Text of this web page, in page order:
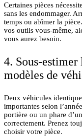
Certaines pièces
sans les endommager.
temps ou abîmer la
vos outils vous-même,
vous aurez besoin.
4. Sous-estimer
modèles de
Deux véhicules
importantes selon
portière ou un phare
correctement. Prenez
choisir votre pièce.